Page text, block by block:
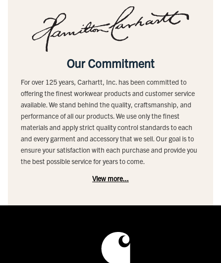
Our Commitment
For over 125 years, Carhartt, Inc. has been committed to
offering the finest workwear products and customer service
available. We stand behind the quality, craftsmanship, and
performance of all our products. We use only the finest
materials and apply strict quality control standards to each
and every garment and accessory that we sell. Our goal is to
ensure your satisfaction with each purchase and provide you
the best possible service for years to come.
View more...